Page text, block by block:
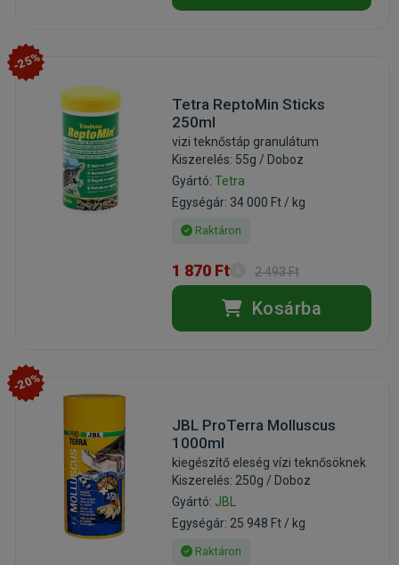
-25%
Tetra ReptoMin Sticks
250ml
vizi teknőstáp granulátum
Kiszerelés: 55g / Doboz
Gyártó: Tetra
Egységár: 34 000 Ft / kg
Raktáron
1 870 Ft 2 493 Ft
Kosárba
-20%
JBL ProTerra Molluscus
1000ml
kiegészítő eleség vízi teknősöknek
Kiszerelés: 250g / Doboz
Gyártó: JBL
Egységár: 25 948 Ft / kg
Raktáron